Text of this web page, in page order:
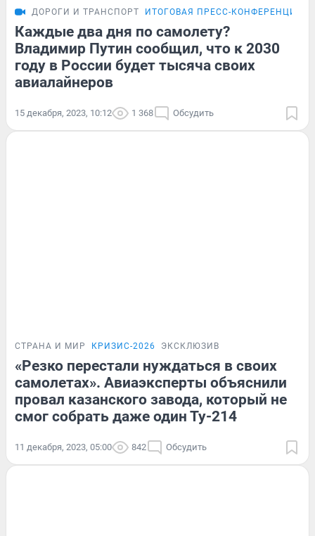
ДОРОГИ И ТРАНСПОРТ ИТОГОВАЯ ПРЕСС-КОНФЕРЕНЦИЯ
Каждые два дня по самолету?
Владимир Путин сообщил, что к 2030
году в России будет тысяча своих
авиалайнеров
15 декабря, 2023, 10:12 1 368 Обсудить
СТРАНА И МИР КРИЗИС-2026 ЭКСКЛЮЗИВ
«Резко перестали нуждаться в своих
самолетах». Авиаэксперты объяснили
провал казанского завода, который не
смог собрать даже один Ту-214
11 декабря, 2023, 05:00 842 Обсудить